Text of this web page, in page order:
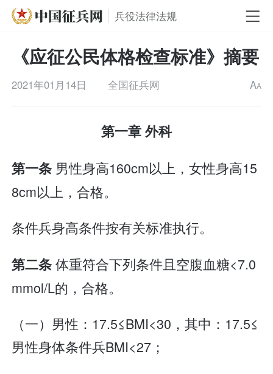
兵役法律法规
《应征公民体格检查标准》摘要
2021年01月14日 全国征兵网 AA
第一章 外科
第一条 男性身高160cm以上，女性身高15
8cm以上，合格。
条件兵身高条件按有关标准执行。
第二条体重符合下列条件且空腹血糖<7.0
mmol/L的，合格。
（一）男性：17.5≤BMI<30，其中：17.5≤
男性身体条件兵BMI<27；